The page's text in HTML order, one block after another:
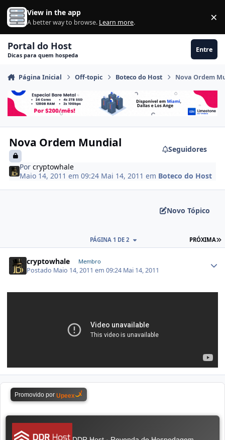
Ir para conteúdo
View in the app
A better way to browse. Learn more. ×
Portal do Host
Dicas para quem hospeda
Entre
Página Inicial Off-topic Boteco do Host Nova Ordem
Nova Ordem Mundial
Seguidores
Porcryptowhale
Maio 14, 2011 em 09:24 Mai 14, 2011 em Boteco do Host
Novo Tópico
PRÓXIMA
PÁGINA 1 DE 2
cryptowhale Membro
Postado Maio 14, 2011 em 09:24 Mai 14, 2011